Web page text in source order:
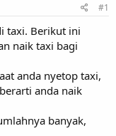
#1
taxi. Berikut ini
naik taxi bagi
anda nyetop taxi,
anda naik
banyak,